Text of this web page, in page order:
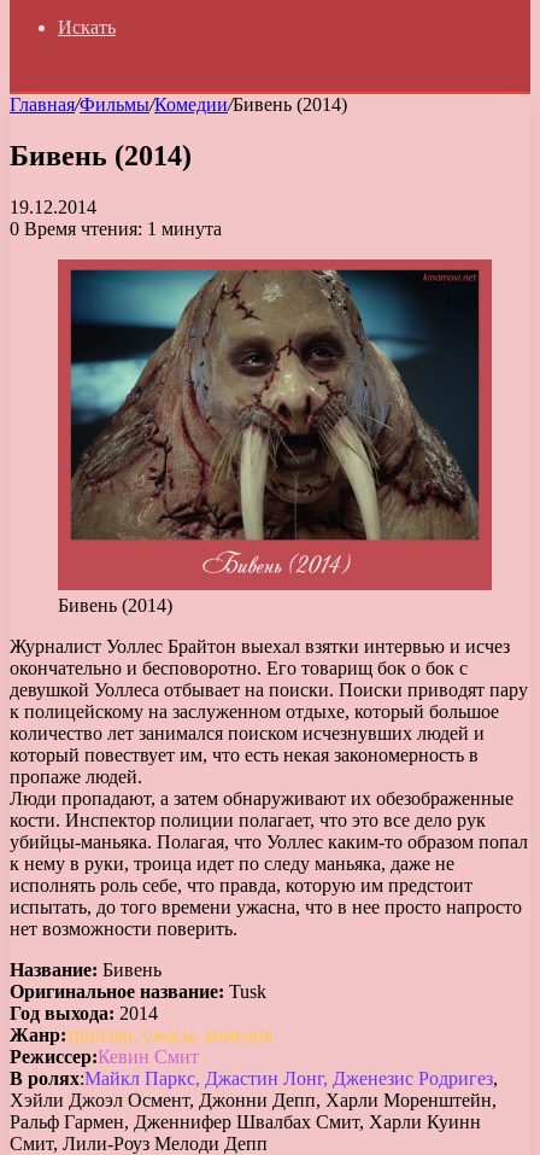
Искать
Главная/Фильмы/Комедии/Бивень (2014)
Бивень (2014)
19.12.2014
0 Время чтения: 1 минута
Бивень (2014)
Журналист Уоллес Брайтон выехал взятки интервью и исчез
окончательно и бесповоротно. Его товарищ бок о бок с
девушкой Уоллеса отбывает на поиски. Поиски приводят пару
к полицейскому на заслуженном отдыхе, который большое
количество лет занимался поиском исчезнувших людей и
который повествует им, что есть некая закономерность в
пропаже людей.
Люди пропадают, а затем обнаруживают их обезображенные
кости. Инспектор полиции полагает, что это все дело рук
убийцы-маньяка. Полагая, что Уоллес каким-то образом попал
к нему в руки, троица идет по следу маньяка, даже не
исполнять роль себе, что правда, которую им предстоит
испытать, до того времени ужасна, что в нее просто напросто
нет возможности поверить.
Название: Бивень
Оригинальное название: Tusk
Год выхода: 2014
Жанр:триллер, ужасы, комедия
Режиссер:Кевин Смит
В ролях:Майкл Паркс, Джастин Лонг, Дженезис Родригез,
Хэйли Джоэл Осмент, Джонни Депп, Харли Моренштейн,
Ральф Гармен, Дженнифер Швалбах Смит, Харли Куинн
Смит, Лили-Роуз Мелоди Депп